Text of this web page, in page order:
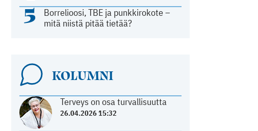
5
Borrelioosi, TBE ja punkkirokote –
mitä niistä pitää tietää?
KOLUMNI
Terveys on osa turvallisuutta
26.04.2026 15:32